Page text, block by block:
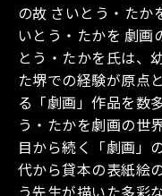
の故 さいとう・たか
いとう・たかを 劇画
とう・たかを氏は、
た堺での経験が原点
る「劇画」作品を数
う・たかを劇画の世
目から続く「劇画」
代から貸本の表紙絵
う先生が描いた多彩